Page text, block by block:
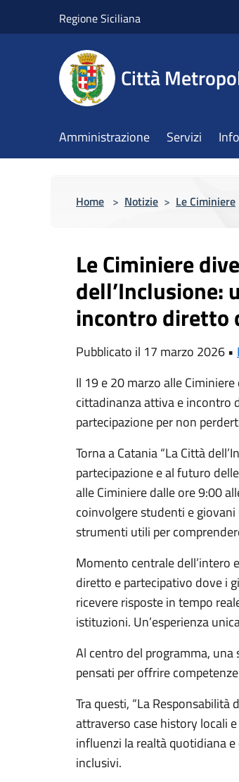
Regione Siciliana
Città
Amministrazione Servizi
Home > Notizie > Le Ciminiere
Le Ciminiere
dell’Inclusione:
incontro diretto
Pubblicato il 17 marzo 2026 •
Il 19 e 20 marzo alle
cittadinanza attiva e incontro
partecipazione per non
Torna a Catania “La Città
partecipazione e al futuro
alle Ciminiere dalle ore 9:00
coinvolgere studenti e
strumenti utili per
Momento centrale dell’intero
diretto e partecipativo dove i
ricevere risposte in tempo
istituzioni. Un’esperienza
Al centro del programma,
pensati per offrire
Tra questi, “La
attraverso case history locali
influenzi la realtà quotidiana
inclusivi.